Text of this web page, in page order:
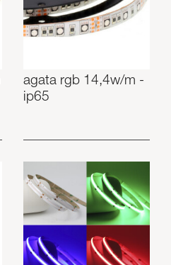
agata rgb 14,4w/m -
ip65